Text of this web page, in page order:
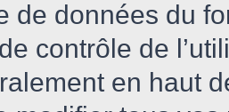
de données du
contrôle de
en haut